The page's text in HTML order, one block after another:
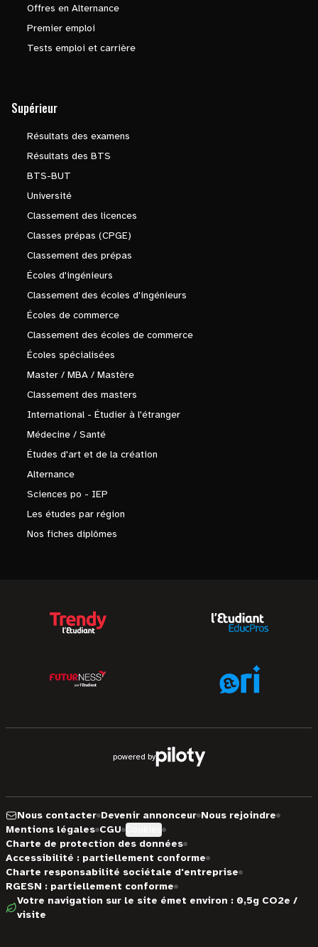
Offres en Alternance
Premier emploi
Tests emploi et carrière
Supérieur
Résultats des examens
Résultats des BTS
BTS-BUT
Université
Classement des licences
Classes prépas (CPGE)
Classement des prépas
Écoles d'ingénieurs
Classement des écoles d'ingénieurs
Écoles de commerce
Classement des écoles de commerce
Écoles spécialisées
Master / MBA / Mastère
Classement des masters
International - Étudier à l'étranger
Médecine / Santé
Études d'art et de la création
Alternance
Sciences po - IEP
Les études par région
Nos fiches diplômes
powered by
Nous contacter Devenir annonceur Nous rejoindre
Mentions légales CGU
Charte de protection des données
Accessibilité : partiellement conforme
Charte responsabilité sociétale d'entreprise
RGESN : partiellement conforme
Votre navigation sur le site émet environ : 0,5g CO2e /
visite